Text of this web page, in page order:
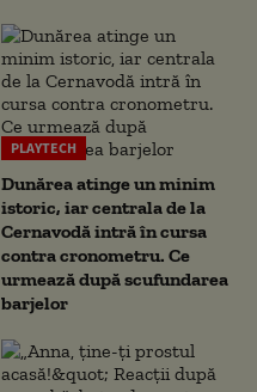
PLAYTECH
Dunărea atinge un minim
istoric, iar centrala de la
Cernavodă intră în cursa
contra cronometru. Ce
urmează după scufundarea
barjelor